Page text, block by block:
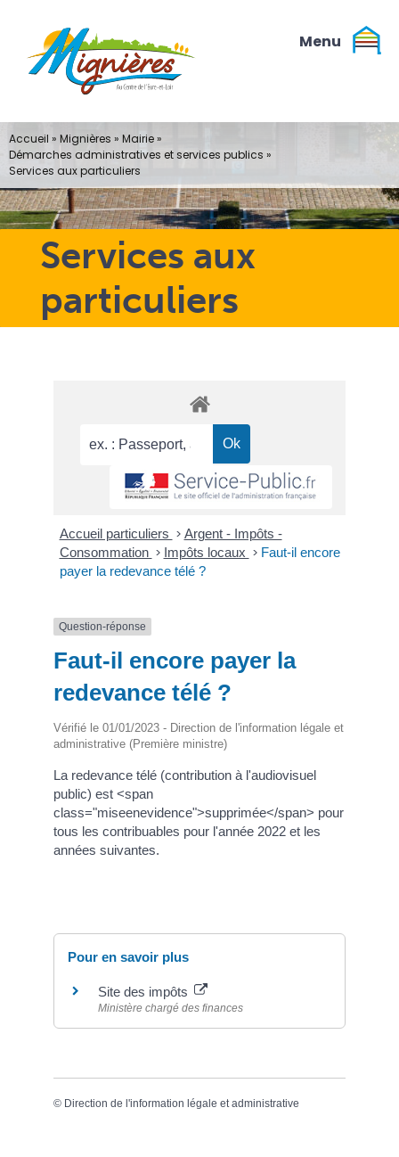
contenu
Services aux
particuliers
Accueil » Mignières » Mairie»
Démarches administratives et services publics »
Services aux particuliers
Accueil particuliers > Argent - Impôts -
Consommation > Impôts locaux > Faut-il encore
payer la redevance télé ?
Question-réponse
Faut-il encore payer la
redevance télé ?
Vérifié le 01/01/2023 - Direction de l'information légale et
administrative (Première ministre)
La redevance télé (contribution à l'audiovisuel
public) est <span
class="miseenevidence">supprimée</span> pour
tous les contribuables pour l'année 2022 et les
années suivantes.
Pour en savoir plus
Site des impôts
Ministère chargé des finances
© Direction de l'information légale et administrative